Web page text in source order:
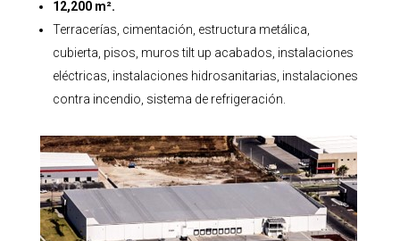
12,200 m².
Terracerías, cimentación, estructura metálica,
cubierta, pisos, muros tilt up acabados, instalaciones
eléctricas, instalaciones hidrosanitarias, instalaciones
contra incendio, sistema de refrigeración.